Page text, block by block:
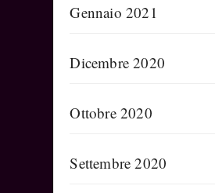
Gennaio 2021
Dicembre 2020
Ottobre 2020
Settembre 2020